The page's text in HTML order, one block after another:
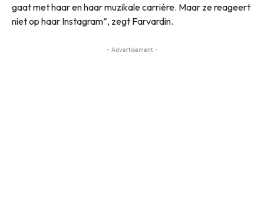
gaat met haar en haar muzikale carrière. Maar ze reageert
niet op haar Instagram”, zegt Farvardin.
- Advertisement -